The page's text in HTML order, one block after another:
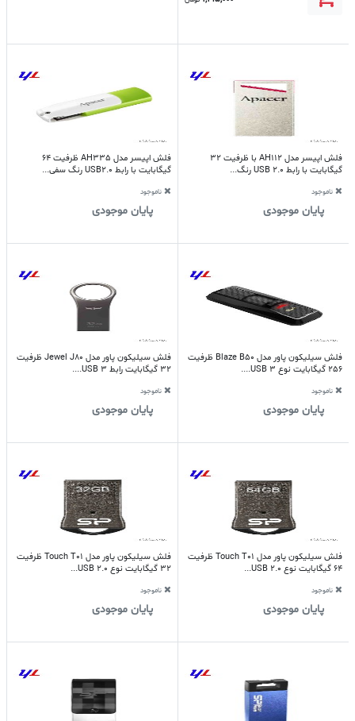
فلش اپیسر مدل AH112 با ظرفیت 32
گیگابایت با رابط USB 2.0 رنگ...
ناموجود
پایان موجودی
فلش اپیسر مدل AH335 ظرفیت 64
گیگابایت با رابط USB2.0 رنگ سفی...
ناموجود
پایان موجودی
فلش سیلیکون پاور مدل Blaze B50 ظرفیت
256 گیگابایت نوع USB 3....
ناموجود
پایان موجودی
فلش سیلیکون پاور مدل Jewel J80 ظرفیت
32 گیگابایت رابط USB 3....
ناموجود
پایان موجودی
فلش سیلیکون پاور مدل Touch T01 ظرفیت
64 گیگابایت نوع USB 2.0...
ناموجود
پایان موجودی
فلش سیلیکون پاور مدل Touch T01 ظرفیت
32 گیگابایت نوع USB 2.0...
ناموجود
پایان موجودی